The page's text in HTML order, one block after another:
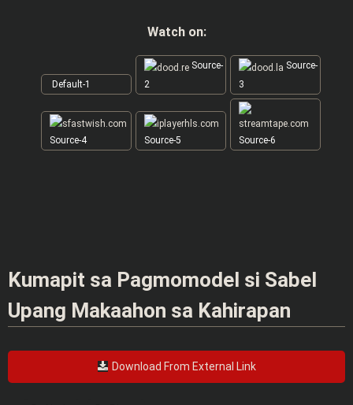
Watch on:
Default-1
Source-
2
Source-
3
Source-4 Source-5 Source-6
Kumapit sa Pagmomodel si Sabel
Upang Makaahon sa Kahirapan
Download From External Link